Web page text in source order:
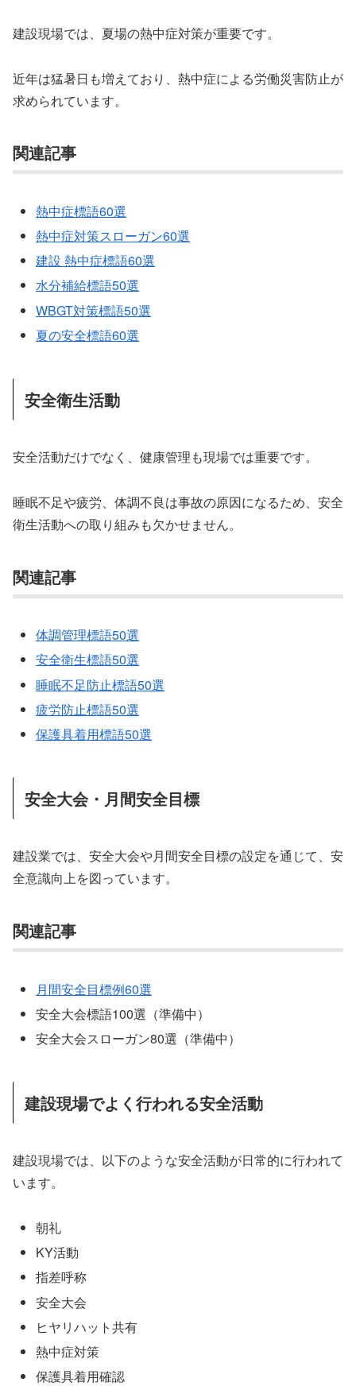
建設現場では、夏場の熱中症対策が重要です。
近年は猛暑日も増えており、熱中症による労働災害防止が
求められています。
関連記事
熱中症標語60選
熱中症対策スローガン60選
建設 熱中症標語60選
水分補給標語50選
WBGT対策標語50選
夏の安全標語60選
安全衛生活動
安全活動だけでなく、健康管理も現場では重要です。
睡眠不足や疲労、体調不良は事故の原因になるため、安全
衛生活動への取り組みも欠かせません。
関連記事
体調管理標語50選
安全衛生標語50選
睡眠不足防止標語50選
疲労防止標語50選
保護具着用標語50選
安全大会・月間安全目標
建設業では、安全大会や月間安全目標の設定を通じて、安
全意識向上を図っています。
関連記事
月間安全目標例60選
安全大会標語100選（準備中）
安全大会スローガン80選（準備中）
建設現場でよく行われる安全活動
建設現場では、以下のような安全活動が日常的に行われて
います。
朝礼
KY活動
指差呼称
安全大会
ヒヤリハット共有
熱中症対策
保護具着用確認